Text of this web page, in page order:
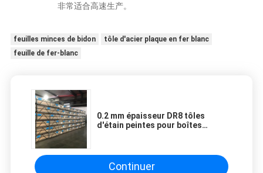
非常适合高速生产。
feuilles minces de bidon
tôle d'acier plaque en fer blanc
feuille de fer-blanc
0.2 mm épaisseur DR8 tôles
d'étain peintes pour boîtes
Continuer